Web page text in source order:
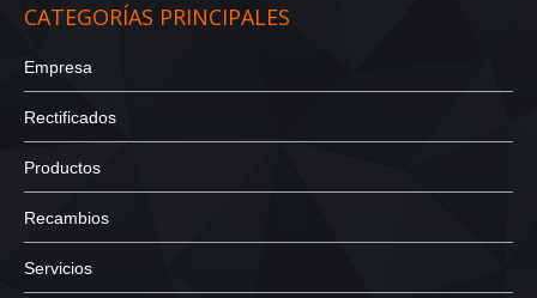
CATEGORÍAS PRINCIPALES
Empresa
Rectificados
Productos
Recambios
Servicios